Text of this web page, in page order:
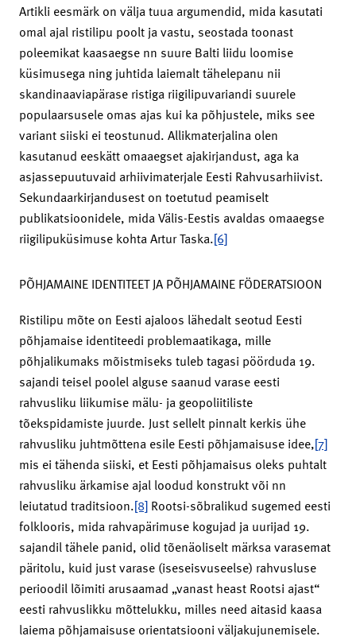
Artikli eesmärk on välja tuua argumendid, mida kasutati
omal ajal ristilipu poolt ja vastu, seostada toonast
poleemikat kaasaegse nn suure Balti liidu loomise
küsimusega ning juhtida laiemalt tähelepanu nii
skandinaaviapärase ristiga riigilipuvariandi suurele
populaarsusele omas ajas kui ka põhjustele, miks see
variant siiski ei teostunud. Allikmaterjalina olen
kasutanud eeskätt omaaegset ajakirjandust, aga ka
asjassepuutuvaid arhiivimaterjale Eesti Rahvusarhiivist.
Sekundaarkirjandusest on toetutud peamiselt
publikatsioonidele, mida Välis-Eestis avaldas omaaegse
riigilipuküsimuse kohta Artur Taska.[6]
PÕHJAMAINE IDENTITEET JA PÕHJAMAINE FÖDERATSIOON
Ristilipu mõte on Eesti ajaloos lähedalt seotud Eesti
põhjamaise identiteedi problemaatikaga, mille
põhjalikumaks mõistmiseks tuleb tagasi pöörduda 19.
sajandi teisel poolel alguse saanud varase eesti
rahvusliku liikumise mälu- ja geopoliitiliste
tõekspidamiste juurde. Just sellelt pinnalt kerkis ühe
rahvusliku juhtmõttena esile Eesti põhjamaisuse idee,[7]
mis ei tähenda siiski, et Eesti põhjamaisus oleks puhtalt
rahvusliku ärkamise ajal loodud konstrukt või nn
leiutatud traditsioon.[8] Rootsi-sõbralikud sugemed eesti
folklooris, mida rahvapärimuse kogujad ja uurijad 19.
sajandil tähele panid, olid tõenäoliselt märksa varasemat
päritolu, kuid just varase (iseseisvuseelse) rahvusluse
perioodil lõimiti arusaamad „vanast heast Rootsi ajast“
eesti rahvuslikku mõttelukku, milles need aitasid kaasa
laiema põhjamaisuse orientatsiooni väljakujunemisele.